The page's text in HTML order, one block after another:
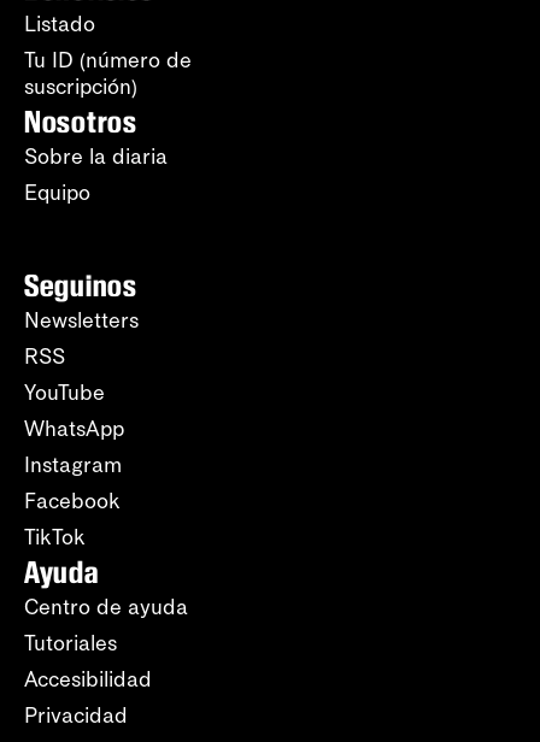
Listado
Tu ID (número de
suscripción)
Nosotros
Sobre la diaria
Equipo
Seguinos
Newsletters
RSS
YouTube
WhatsApp
Instagram
Facebook
TikTok
Ayuda
Centro de ayuda
Tutoriales
Accesibilidad
Privacidad